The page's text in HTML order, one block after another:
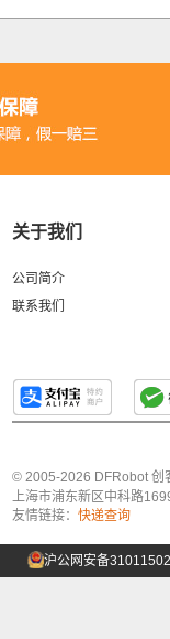
关于我们
公司简介
联系我们
© 2005-2026 DFRobot 创
上海市浦东新区中科路
友情链接： 快递查询
沪公网安备